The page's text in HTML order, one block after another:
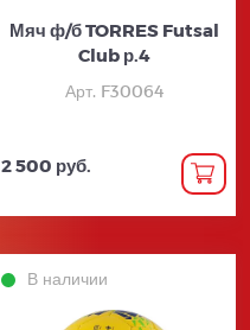
Мяч ф/б TORRES Futsal
Club р.4
Арт. F30064
2 500 руб.
В наличии